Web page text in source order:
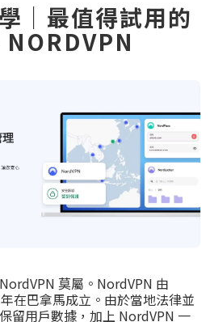
｜最值得試用的
莫屬。NordVPN 由
在巴拿馬成立。由於當地法律並
留用戶數據，加上 NordVPN 一